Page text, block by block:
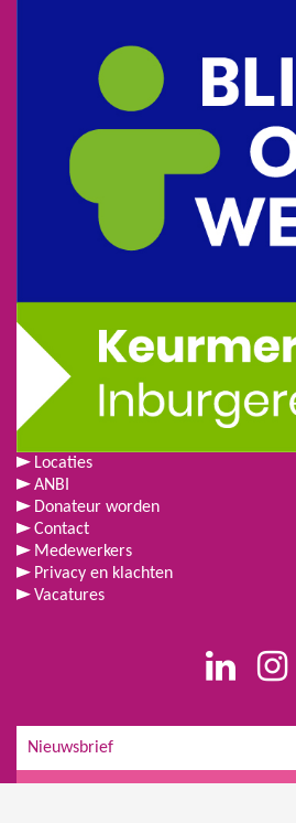
Locaties
ANBI
Donateur worden
Contact
Medewerkers
Privacy en klachten
Vacatures